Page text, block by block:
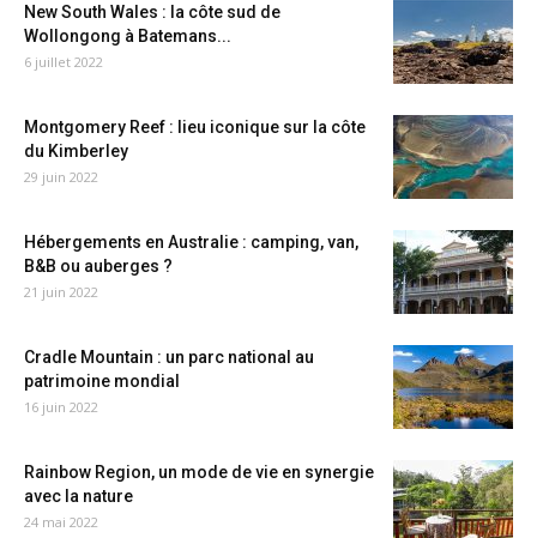
New South Wales : la côte sud de
Wollongong à Batemans...
6 juillet 2022
Montgomery Reef : lieu iconique sur la côte
du Kimberley
29 juin 2022
Hébergements en Australie : camping, van,
B&B ou auberges ?
21 juin 2022
Cradle Mountain : un parc national au
patrimoine mondial
16 juin 2022
Rainbow Region, un mode de vie en synergie
avec la nature
24 mai 2022